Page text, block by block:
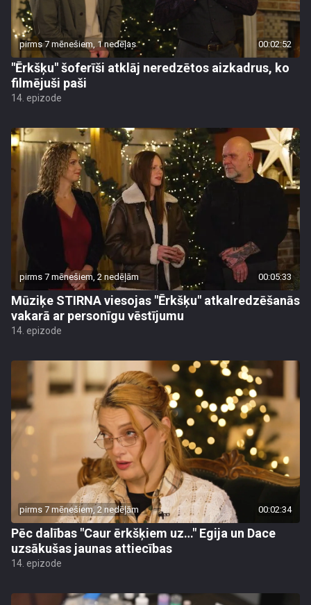
pirms 7 mēnešiem, 1 nedēļas 00:02:52
"Ērkšķu" šoferīši atklāj neredzētos aizkadrus, ko
filmējuši paši
14. epizode
pirms 7 mēnešiem, 2 nedēļām 00:05:33
Mūziķe STIRNA viesojas "Ērkšķu" atkalredzēšanās
vakarā ar personīgu vēstījumu
14. epizode
pirms 7 mēnešiem, 2 nedēļām 00:02:34
Pēc dalības "Caur ērkšķiem uz…" Egija un Dace
uzsākušas jaunas attiecības
14. epizode